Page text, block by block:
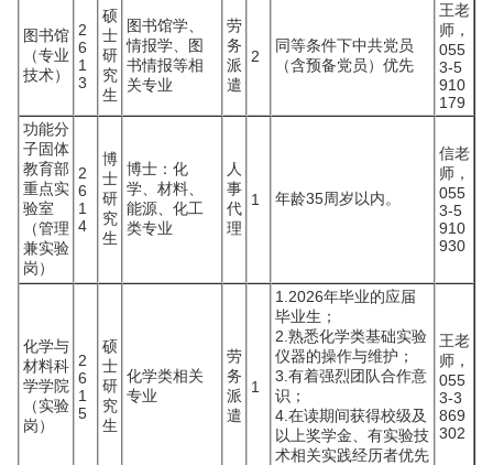
图书馆
（专业
技术）
2
6
1
3
硕
士
研
究
生
图书馆学、
情报学、图
书情报等相
关专业
劳
务
派
遣
2
同等条件下中共党员
（含预备党员）优先
王老
师，
055
3-5
910
179
功能分
子固体
教育部
重点实
验室
（管理
兼实验
岗）
2
6
1
4
博
士
研
究
生
博士：化
学、材料、
能源、化工
类专业
人
事
代
理
1 年龄35周岁以内。
信老
师，
055
3-5
910
930
化学与
材料科
学学院
（实验
岗）
2
6
1
5
硕
士
研
究
生
化学类相关
专业
劳
务
派
遣
1
1.2026年毕业的应届
毕业生；
2.熟悉化学类基础实验
仪器的操作与维护；
3.有着强烈团队合作意
识；
4.在读期间获得校级及
以上奖学金、有实验技
术相关实践经历者优先
王老
师，
055
3-3
869
302